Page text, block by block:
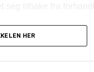
HER